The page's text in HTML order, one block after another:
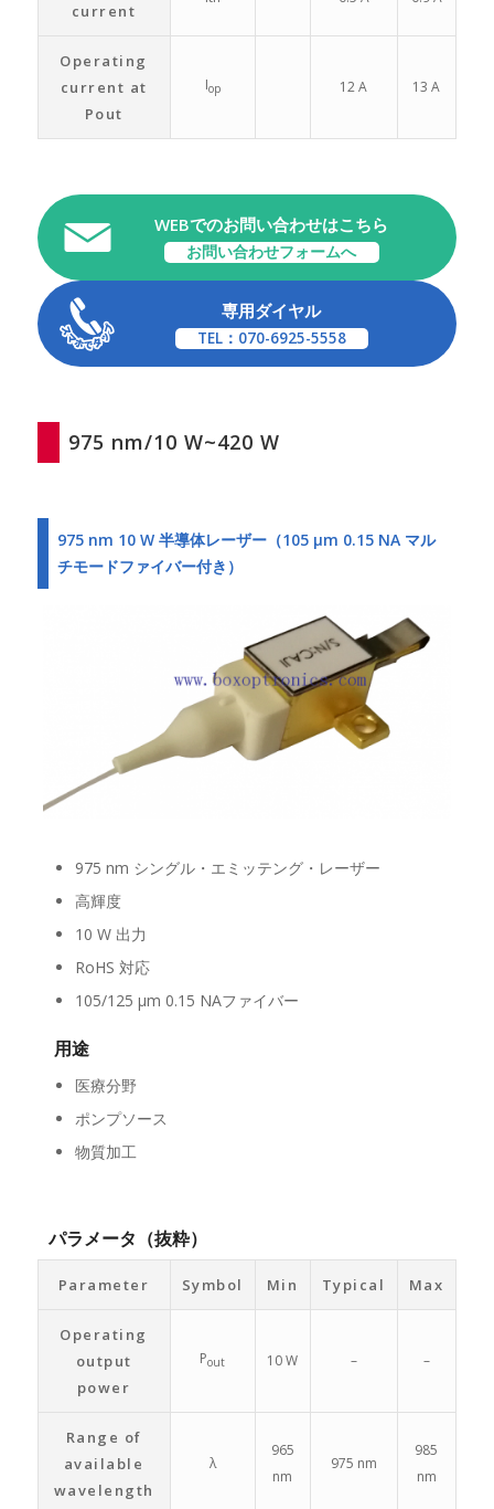
current
Operating
current at
Pout
Iop 12 A 13 A
WEBでのお問い合わせはこちら
お問い合わせフォームへ
専用ダイヤル
TEL：070-6925-5558
975 nm/10 W~420 W
975 nm 10 W 半導体レーザー（105 μm 0.15 NA マル
チモードファイバー付き）
975 nm シングル・エミッテング・レーザー
高輝度
10 W 出力
RoHS 対応
105/125 μm 0.15 NAファイバー
用途
医療分野
ポンプソース
物質加工
パラメータ（抜粋）
Parameter Symbol Min Typical Max
Operating
output
power
Pout 10 W – –
Range of
available
wavelength
λ
965
nm
975 nm
985
nm